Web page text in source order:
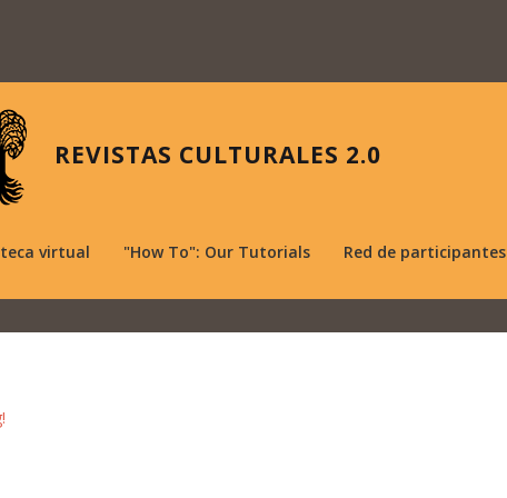
REVISTAS CULTURALES 2.0
virtual "How To": Our Tutorials Red de participantes